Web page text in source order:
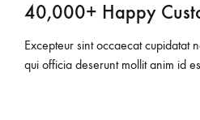
40,000+ Happy
Excepteur sint occaecat cupidatat
qui officia deserunt mollit anim id